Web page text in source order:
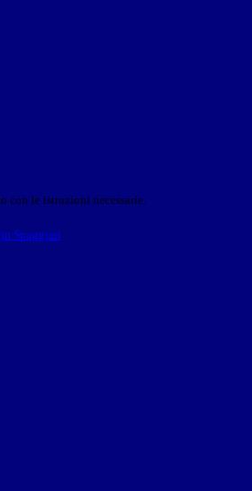
con le istruzioni necessarie.
Spaggiari